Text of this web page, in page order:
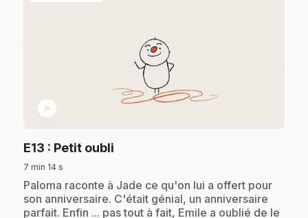
play_circle
E13 : Petit oubli
7 min 14 s
.Paloma raconte à Jade ce qu'on lui a offert pour
son anniversaire. C'était génial, un anniversaire
parfait. Enfin ... pas tout à fait, Emile a oublié de le